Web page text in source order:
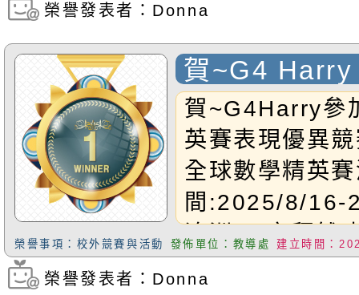
勝學生
績:二年級鋼琴
名學生:G4Bob
二三年級流行
學生
績:四年級鋼琴
名學生
績:五年級流行
瀏覽次數：1303
榮譽發表者：Donna
賀~G4
數學精英賽
賀~G4Harry參
英賽表現優異
全球數學精英
間:2025/8/16-
澳洲,亞塞拜然,
印尼,澳門,馬來
榮譽事項：校外競賽與活動 發佈單位：教導處 建立時間：
瀏覽次數：553
榮譽發表者：Donna